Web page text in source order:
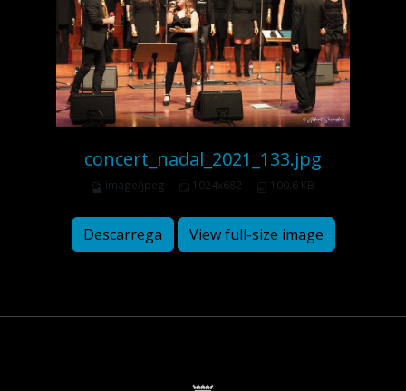
concert_nadal_2021_133.jpg
image/jpeg 1024x682 100.6 KB
Descarrega View full-size image